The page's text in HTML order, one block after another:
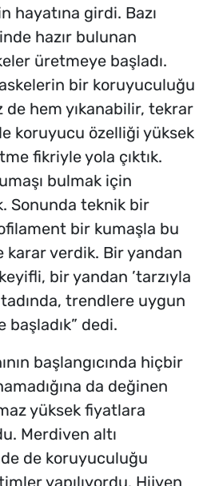
hayatına girdi. Bazı
hazır bulunan
üretmeye başladı.
bir koruyuculuğu
hem yıkanabilir, tekrar
koruyucu özelliği yüksek
fikriyle yola çıktık.
bulmak için
Sonunda teknik bir
bir kumaşla bu
verdik. Bir yandan
bir yandan ’tarzıyla
trendlere uygun
dedi.
başlangıcında hiçbir
da değinen
yüksek fiyatlara
Merdiven altı
de koruyuculuğu
yapılıyordu. Hijyen